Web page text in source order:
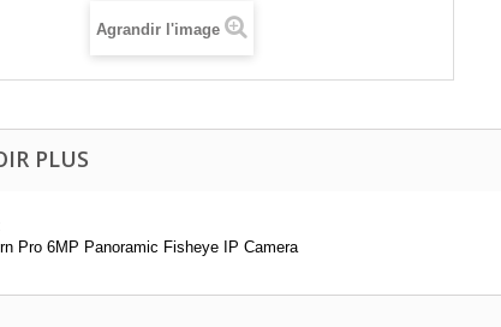
Agrandir l'image
PLUS
Pro 6MP Panoramic Fisheye IP Camera